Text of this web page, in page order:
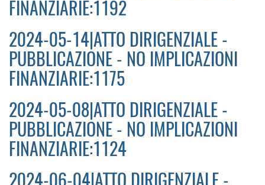
FINANZIARIE:1192
2024-05-14|ATTO DIRIGENZIALE -
PUBBLICAZIONE - NO IMPLICAZIONI
FINANZIARIE:1175
2024-05-08|ATTO DIRIGENZIALE -
PUBBLICAZIONE - NO IMPLICAZIONI
FINANZIARIE:1124